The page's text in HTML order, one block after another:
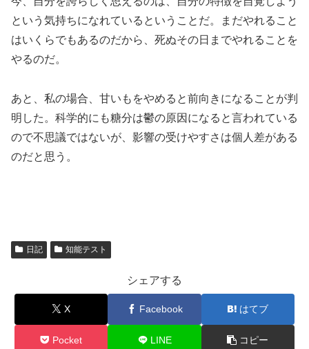
という気持ちになれているということだ。まだやれること
はいくらでもあるのだから、死ぬその日までやれることを
やるのだ。
あと、私の場合、甘いもをやめると前向きになることが判
明した。科学的にも糖分は鬱の原因になると言われている
ので不思議ではないが、影響の受けやすさは個人差がある
のだと思う。
日記 知能テスト
シェアする
X Facebook はてブ
Pocket LINE コピー